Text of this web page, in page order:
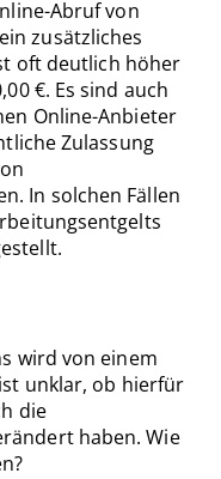
Abruf von
zusätzliches
oft deutlich höher
€. Es sind auch
Online-Anbieter
Zulassung
In solchen Fällen
wird von einem
unklar, ob hierfür
die
haben. Wie